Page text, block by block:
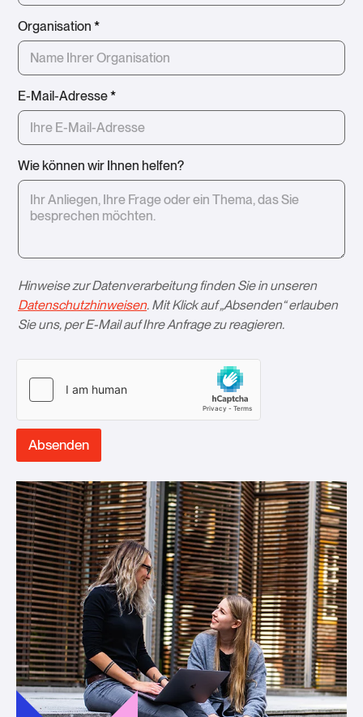
Organisation *
E-Mail-Adresse*
Wie können wir Ihnen helfen?
Hinweise zur Datenverarbeitung finden Sie in unseren
Datenschutzhinweisen. Mit Klick auf „Absenden“ erlauben
Sie uns, per E-Mail auf Ihre Anfrage zu reagieren.­
Absenden